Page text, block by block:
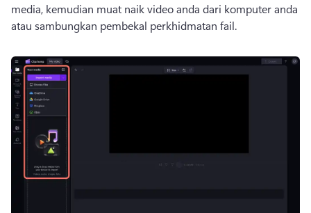
media, kemudian muat naik video anda dari komputer anda
atau sambungkan pembekal perkhidmatan fail.